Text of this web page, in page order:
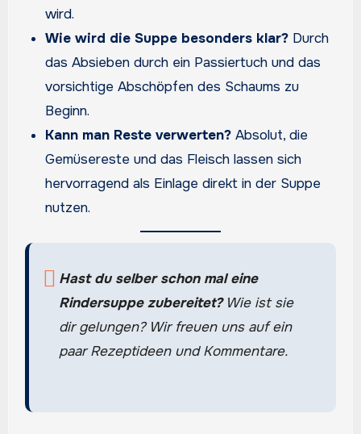
wird.
Wie wird die Suppe besonders klar? Durch
das Absieben durch ein Passiertuch und das
vorsichtige Abschöpfen des Schaums zu
Beginn.
Kann man Reste verwerten? Absolut, die
Gemüsereste und das Fleisch lassen sich
hervorragend als Einlage direkt in der Suppe
nutzen.
Hast du selber schon mal eine
Rindersuppe zubereitet?Wie ist sie
dir gelungen? Wir freuen uns auf ein
paar Rezeptideen und Kommentare.